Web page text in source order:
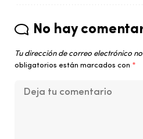
No hay
Tu dirección de correo electrónico
obligatorios están marcados con *